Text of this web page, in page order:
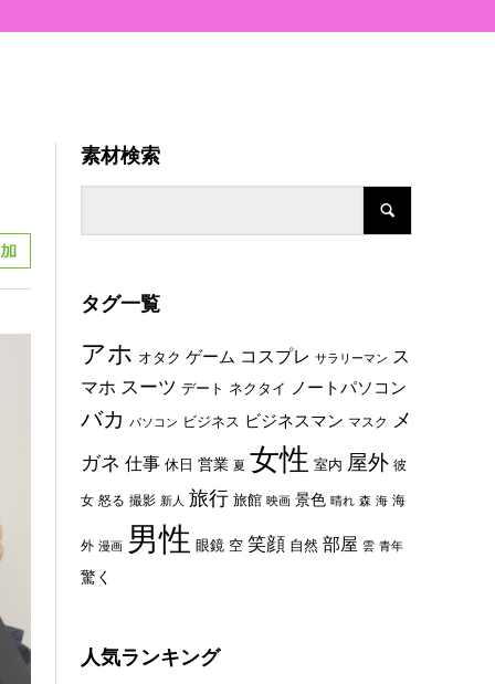
素材検索
タグ一覧
アホ オタク ゲーム コスプレ サラリーマン ス
マホ スーツ デート ネクタイ ノートパソコン
バカ パソコン ビジネス ビジネスマン マスク メ
ガネ 仕事 休日 営業 夏 女性 室内 屋外 彼
女 怒る 撮影 新人 旅行 旅館 映画 景色 晴れ 森 海 海
外 漫画 男性 眼鏡 空 笑顔 自然 部屋 雲 青年
驚く
人気ランキング